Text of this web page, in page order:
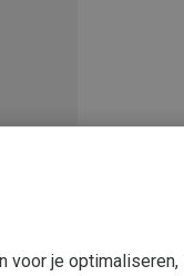
je